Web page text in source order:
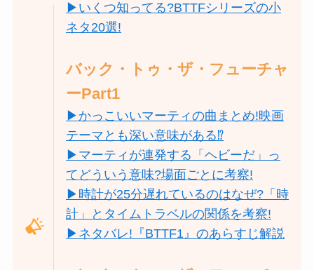
▶いくつ知ってる?BTTFシリーズの小
ネタ20選!
バック・トゥ・ザ・フューチャ
ーPart1
▶かっこいいマーティの曲まとめ!映画
テーマとも深い意味がある⁉
▶マーティが連発する「ヘビーだ」っ
てどういう意味?場面ごとに考察!
▶時計が25分遅れているのはなぜ?「時
計」とタイムトラベルの関係を考察!
▶ネタバレ!『BTTF1』のあらすじ解説